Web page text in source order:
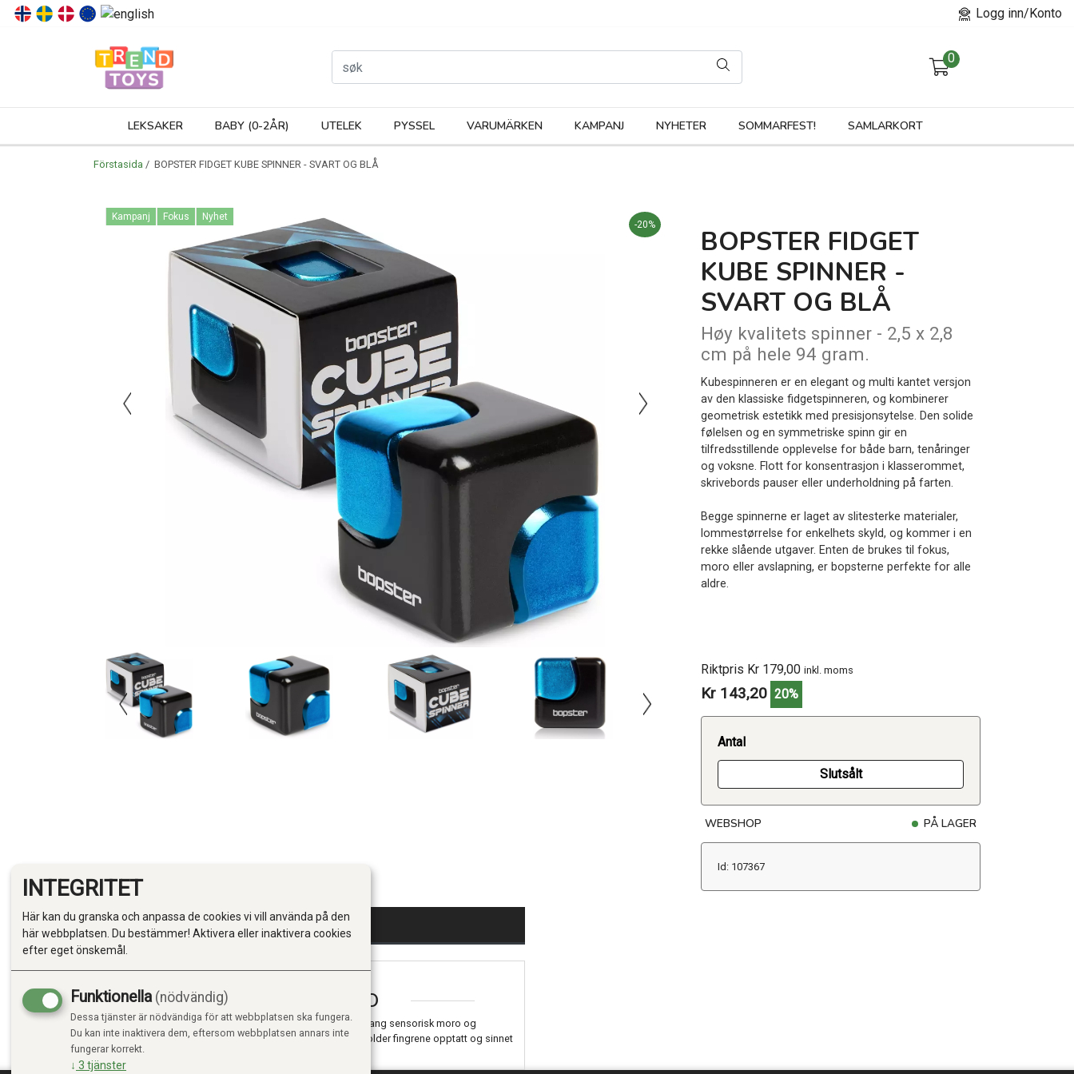
Logg inn/Konto
0
LEKSAKER BABY (0-2ÅR) UTELEK PYSSEL VARUMÄRKEN KAMPANJ NYHETER SOMMARFEST! SAMLARKORT
Förstasida / BOPSTER FIDGET KUBE SPINNER - SVART OG BLÅ
Kampanj Fokus Nyhet
-20%
BOPSTER FIDGET
KUBE SPINNER -
SVART OG BLÅ
Høy kvalitets spinner - 2,5 x 2,8
cm på hele 94 gram.
Kubespinneren er en elegant og multi kantet versjon
av den klassiske fidgetspinneren, og kombinerer
geometrisk estetikk med presisjonsytelse. Den solide
følelsen og en symmetriske spinn gir en
tilfredsstillende opplevelse for både barn, tenåringer
og voksne. Flott for konsentrasjon i klasserommet,
skrivebords pauser eller underholdning på farten.
Begge spinnerne er laget av slitesterke materialer,
lommestørrelse for enkelhets skyld, og kommer i en
rekke slående utgaver. Enten de brukes til fokus,
moro eller avslapning, er bopsterne perfekte for alle
aldre.
Riktpris Kr 179,00 inkl. moms
Kr 143,20 20%
Antal
Slutsålt
WEBSHOP PÅ LAGER
Id: 107367
Produktinfo Till toppen
PRODUKTINFO
Bopster Spin Ball og Cube fidget spinnere er designet for lang sensorisk moro og
stresslindring, og er kompakte, høytytende dingser som holder fingrene opptatt og sinnet
fokusert.
INTEGRITET
Här kan du granska och anpassa de cookies vi vill använda på den
här webbplatsen. Du bestämmer! Aktivera eller inaktivera cookies
efter eget önskemål.
Funktionella (nödvändig)
Dessa tjänster är nödvändiga för att webbplatsen ska fungera.
Du kan inte inaktivera dem, eftersom webbplatsen annars inte
fungerar korrekt.
↓ 3 tjänster